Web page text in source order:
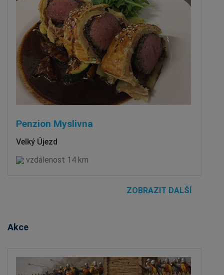
Penzion Myslivna
Velký Újezd
vzdálenost 14 km
ZOBRAZIT DALŠÍ
Akce